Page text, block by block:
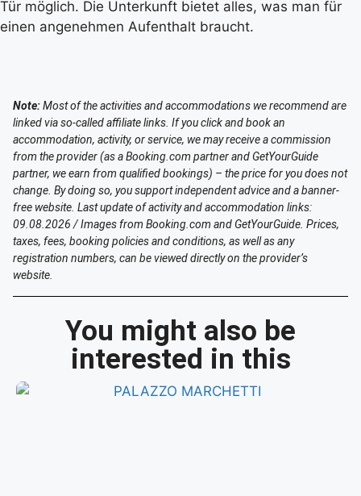
Tür möglich. Die Unterkunft bietet alles, was man für
einen angenehmen Aufenthalt braucht.
Note:Most of the activities and accommodations we recommend are
linked via so-called affiliate links. If you click and book an
accommodation, activity, or service, we may receive a commission
from the provider (as a Booking.com partner and GetYourGuide
partner, we earn from qualified bookings) – the price for you does not
change. By doing so, you support independent advice and a banner-
free website. Last update of activity and accommodation links:
09.08.2026 / Images from Booking.com and GetYourGuide. Prices,
taxes, fees, booking policies and conditions, as well as any
registration numbers, can be viewed directly on the provider’s
website.
You might also be
interested in this